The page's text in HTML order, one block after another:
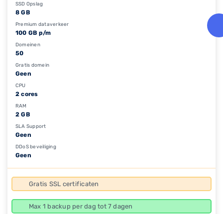
SSD Opslag
8 GB
Premium dataverkeer
100 GB p/m
Domeinen
50
Gratis domein
Geen
CPU
2 cores
RAM
2 GB
SLA Support
Geen
DDoS beveiliging
Geen
Gratis SSL certificaten
Max 1 backup per dag tot 7 dagen